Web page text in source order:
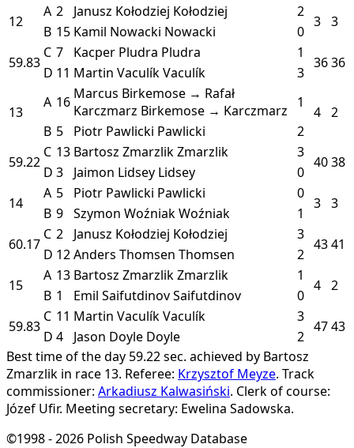
12
A 2 Janusz Kołodziej Kołodziej 2
3 3
B 15 Kamil Nowacki Nowacki
0
59.83
C 7 Kacper Pludra Pludra 1
3636
D 11 Martin VaculíkVaculík 3
13
A 16 Marcus Birkemose → Rafał
Karczmarz Birkemose → Karczmarz 1
4 2
B 5 Piotr Pawlicki Pawlicki
2
59.22
C 13 Bartosz ZmarzlikZmarzlik 3
4038
D 3 Jaimon Lidsey Lidsey
0
14
A 5 Piotr Pawlicki Pawlicki 0
3 3
B 9 Szymon WoźniakWoźniak
1
60.17
C 2 Janusz Kołodziej Kołodziej 3
4341
D 12Anders Thomsen Thomsen
2
15
A 13 Bartosz ZmarzlikZmarzlik 1
4 2
B 1 Emil SaifutdinovSaifutdinov
0
59.83
C 11 Martin VaculíkVaculík 3
4743
D 4 Jason Doyle Doyle
2
Best time of the day 59.22 sec. achieved by Bartosz
Zmarzlik in race 13. Referee: Krzysztof Meyze. Track
commissioner: Arkadiusz Kalwasiński. Clerk of course:
Józef Ufir. Meeting secretary: Ewelina Sadowska.
©1998 - 2026 Polish Speedway Database